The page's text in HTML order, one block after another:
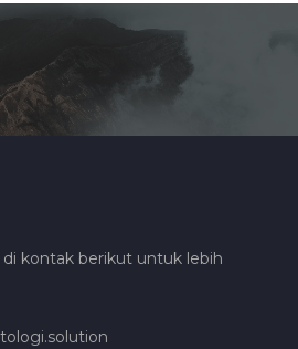
kontak berikut untuk lebih